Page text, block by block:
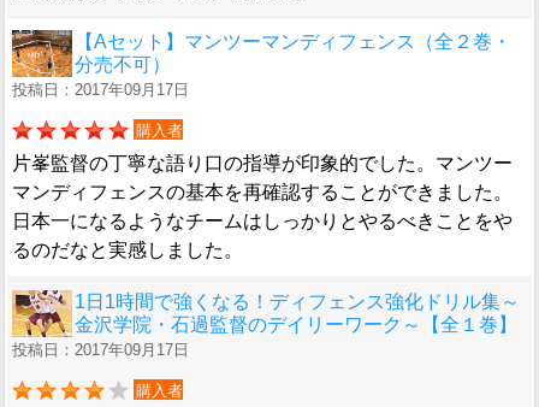
【Aセット】マンツーマンディフェンス（全２巻・
分売不可）
投稿日：2017年09月17日
購入者
片峯監督の丁寧な語り口の指導が印象的でした。マンツー
マンディフェンスの基本を再確認することができました。
日本一になるようなチームはしっかりとやるべきことをや
るのだなと実感しました。
1日1時間で強くなる！ディフェンス強化ドリル集～
金沢学院・石過監督のデイリーワーク～【全１巻】
投稿日：2017年09月17日
購入者